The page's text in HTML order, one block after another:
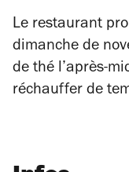
Le restaurant
dimanche de
de thé l’après-
réchauffer de